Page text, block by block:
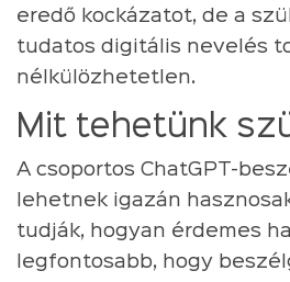
eredő kockázatot, de a
tudatos digitális nevelés
nélkülözhetetlen.
Mit tehetünk
A csoportos ChatGPT-
lehetnek igazán
tudják, hogyan érdemes
legfontosabb, hogy